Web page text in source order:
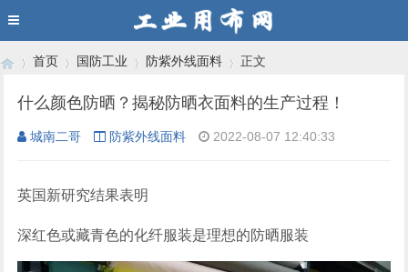
›
首页
›
国防工业
›
防紫外线面料
›
正文
什么颜色防晒？揭秘防晒衣面料的生产过程！
城南二哥 防紫外线面料 2022-08-07 12:40:33
英国新研究结果表明
深红色或藏青色的化纤服装是理想的防晒服装